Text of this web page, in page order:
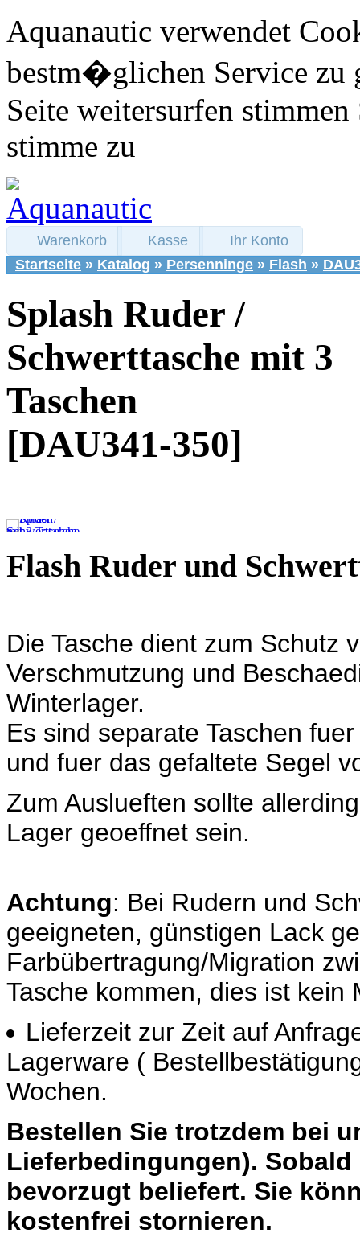
Aquanautic verwendet
bestm�glichen Service zu
Seite weitersurfen stimmen
stimme zu
Warenkorb Kasse
Ihr Konto
Startseite » Katalog » Persenninge » Flash »
Splash Ruder /
Schwerttasche mit 3
Taschen
[DAU341-350]
Flash Ruder und
Die Tasche dient zum Schutz
Verschmutzung und
Winterlager.
Es sind separate Taschen
und fuer das gefaltete Segel
Zum Auslueften sollte
Lager geoeffnet sein.
Achtung: Bei Rudern und
geeigneten, günstigen Lack
Farbübertragung/Migration
Tasche kommen, dies ist kein
Lieferzeit zur Zeit auf
Lagerware (
Wochen.
Bestellen Sie trotzdem bei
Lieferbedingungen).
bevorzugt beliefert. Sie
kostenfrei stornieren.